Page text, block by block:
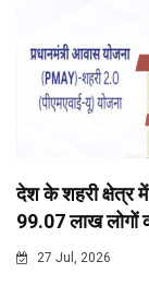
देश के शहरी क्षेत्र
99.07 लाख लोगों
27 Jul, 2026